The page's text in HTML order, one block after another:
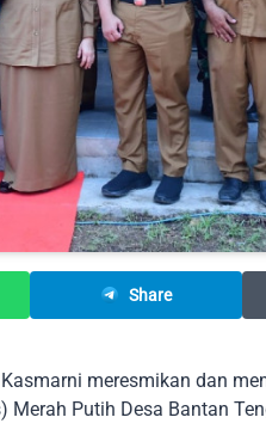
Share
meresmikan dan
Putih Desa Bantan